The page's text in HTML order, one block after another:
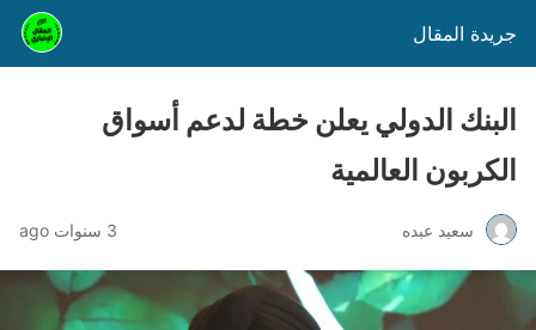
جريدة المقال
البنك الدولي يعلن خطة لدعم أسواق
الكربون العالمية
سعيد عبده 3 سنوات ago